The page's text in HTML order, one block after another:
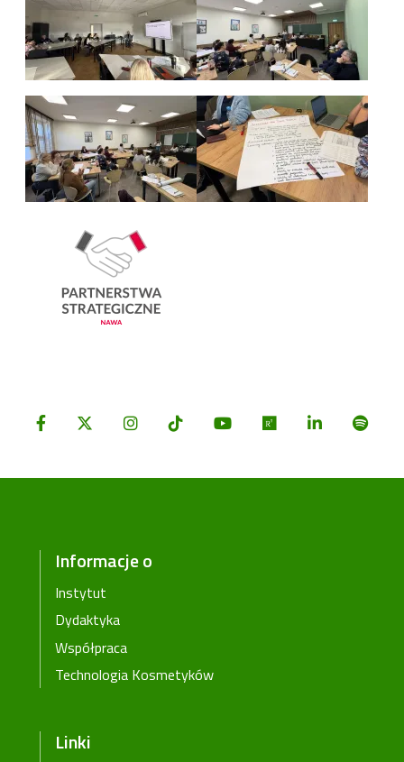
Image Image
Informacje o
Instytut
Dydaktyka
Współpraca
Technologia Kosmetyków
Linki